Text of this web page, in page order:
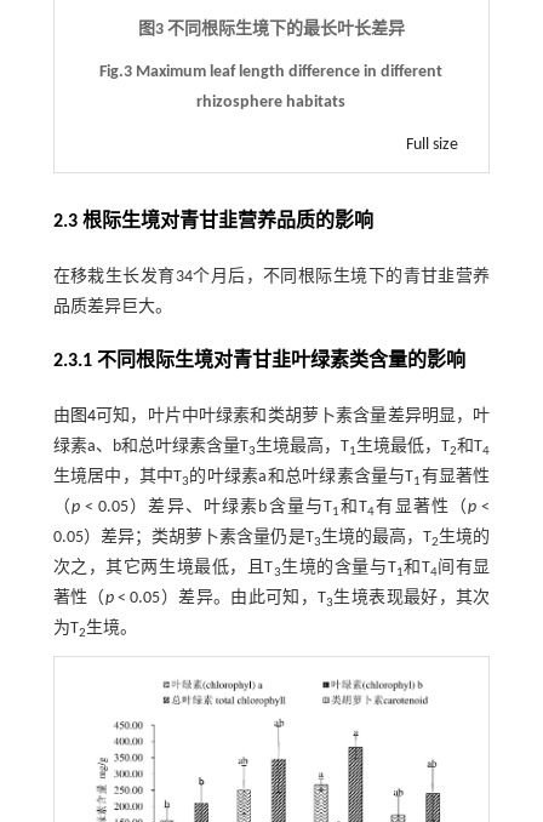
图3 不同根际生境下的最长叶长差异
Fig.3 Maximum leaf length difference in different
rhizosphere habitats
Full size
2.3 根际生境对青甘韭营养品质的影响
在移栽生长发育34个月后，不同根际生境下的青甘韭营养
品质差异巨大。
2.3.1 不同根际生境对青甘韭叶绿素类含量的影响
由 图4可知，叶片中叶绿素和类胡萝卜素含量差异明显，叶
绿素a、b和总叶绿素含量T3生境最高，T1生境最低，T2和T4
生境居中，其中T3 的叶绿素a和总叶绿素含量与T1有显著性
（p< 0.05）差异、叶绿素b含量与T1和T4有显著性（p <
0.05）差异；类胡萝卜素含量仍是T3生境的最高，T2生境的
次之，其它两生境最低，且T3生境的含量与T1和T4间有显
著性（p< 0.05）差异。由此可知，T3生境表现最好，其次
为T2生境。